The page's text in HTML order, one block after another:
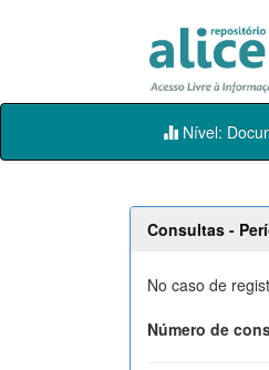
Skip
Nível:
Consultas -
No caso de
Número de